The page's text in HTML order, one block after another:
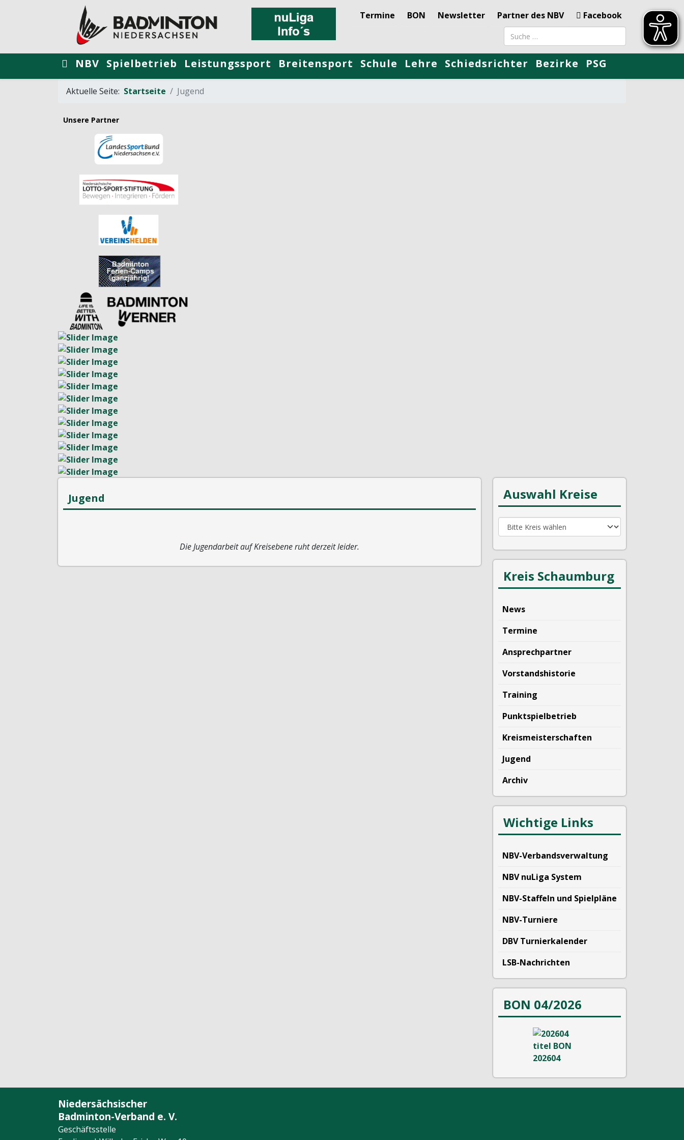
Termine BON Newsletter Partner des NBV
Facebook
Suchbegriff
NBV Spielbetrieb Leistungssport Breitensport Schule Lehre Schiedsrichter Bezirke PSG
Aktuelle Seite: Startseite Jugend
Unsere Partner
Jugend
Die Jugendarbeit auf Kreisebene ruht derzeit leider.
Auswahl Kreise
Kreis Schaumburg
News
Termine
Ansprechpartner
Vorstandshistorie
Training
Punktspielbetrieb
Kreismeisterschaften
Jugend
Archiv
Wichtige Links
NBV-Verbandsverwaltung
NBV nuLiga System
NBV-Staffeln und Spielpläne
NBV-Turniere
DBV Turnierkalender
LSB-Nachrichten
BON 04/2026
Niedersächsischer
Badminton-Verband e. V.
Geschäftsstelle